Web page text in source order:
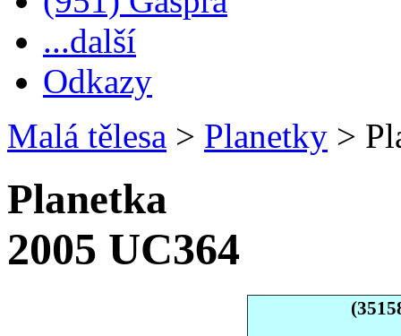
...další
Odkazy
Malá tělesa > Planetky >
Planetka
2005 UC364